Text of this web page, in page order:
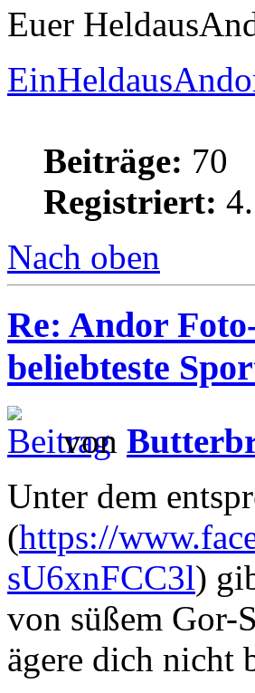
Euer
Beiträge: 70
Registriert:
Nach oben
Re: Andor
beliebteste
von
Unter dem
(https://
sU6xnFCC3l)
von süßem Gor-
ägere dich nicht